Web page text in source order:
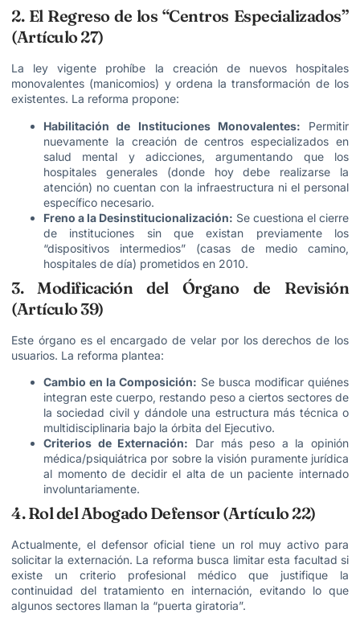
2. El Regreso de los “Centros Especializados”
(Artículo 27)
La ley vigente prohíbe la creación de nuevos hospitales
monovalentes (manicomios) y ordena la transformación de los
existentes. La reforma propone:
Habilitación de Instituciones Monovalentes: Permitir
nuevamente la creación de centros especializados en
salud mental y adicciones, argumentando que los
hospitales generales (donde hoy debe realizarse la
atención) no cuentan con la infraestructura ni el personal
específico necesario.
Freno a la Desinstitucionalización: Se cuestiona el cierre
de instituciones sin que existan previamente los
“dispositivos intermedios” (casas de medio camino,
hospitales de día) prometidos en 2010.
3. Modificación del Órgano de Revisión
(Artículo 39)
Este órgano es el encargado de velar por los derechos de los
usuarios. La reforma plantea:
Cambio en la Composición: Se busca modificar quiénes
integran este cuerpo, restando peso a ciertos sectores de
la sociedad civil y dándole una estructura más técnica o
multidisciplinaria bajo la órbita del Ejecutivo.
Criterios de Externación: Dar más peso a la opinión
médica/psiquiátrica por sobre la visión puramente jurídica
al momento de decidir el alta de un paciente internado
involuntariamente.
4. Rol del Abogado Defensor (Artículo 22)
Actualmente, el defensor oficial tiene un rol muy activo para
solicitar la externación. La reforma busca limitar esta facultad si
existe un criterio profesional médico que justifique la
continuidad del tratamiento en internación, evitando lo que
algunos sectores llaman la “puerta giratoria”.